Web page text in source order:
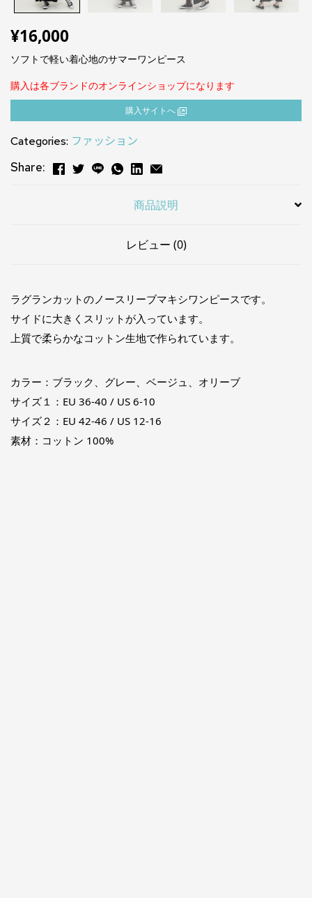
¥16,000
ソフトで軽い着心地のサマーワンピース
購入は各ブランドのオンラインショップになります
購⼊サイトへ
Categories: ファッション
Share:
商品説明
レビュー (0)
ラグランカットのノースリーブマキシワンピースです。
サイドに大きくスリットが入っています。
上質で柔らかなコットン生地で作られています。
カラー：ブラック、グレー、ベージュ、オリーブ
サイズ１：EU 36-40 / US 6-10
サイズ２：EU 42-46 / US 12-16
素材：コットン 100%